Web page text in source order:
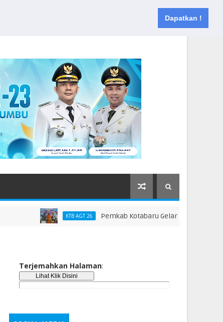
Dapatkan !
Kontak
KTB AGT 26 Pemkab Kotabaru Gelar HAN 2026, Dorong
Terjemahkan Halaman: